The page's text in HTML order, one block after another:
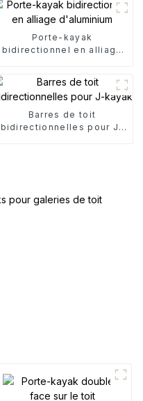
Porte-kayak
bidirectionnel en alliage
Barres de toit
bidirectionnelles pour J-